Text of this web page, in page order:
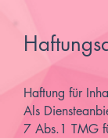
Haftung für
Als
7 Abs.1 TMG